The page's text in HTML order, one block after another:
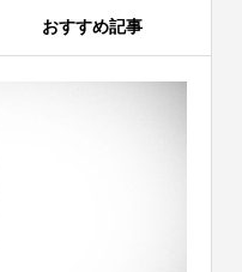
おすすめ記事